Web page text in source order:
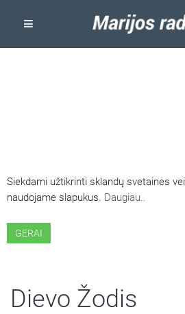
Siekdami užtikrinti sklandų svetainės
naudojame slapukus. Daugiau..
GERAI
Dievo Žodis